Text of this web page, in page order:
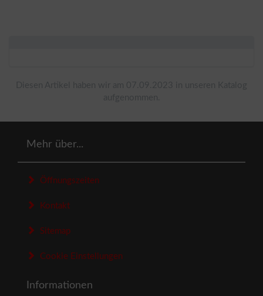
Mehr über...
Öffnungszeiten
Kontakt
Sitemap
Cookie Einstellungen
Informationen